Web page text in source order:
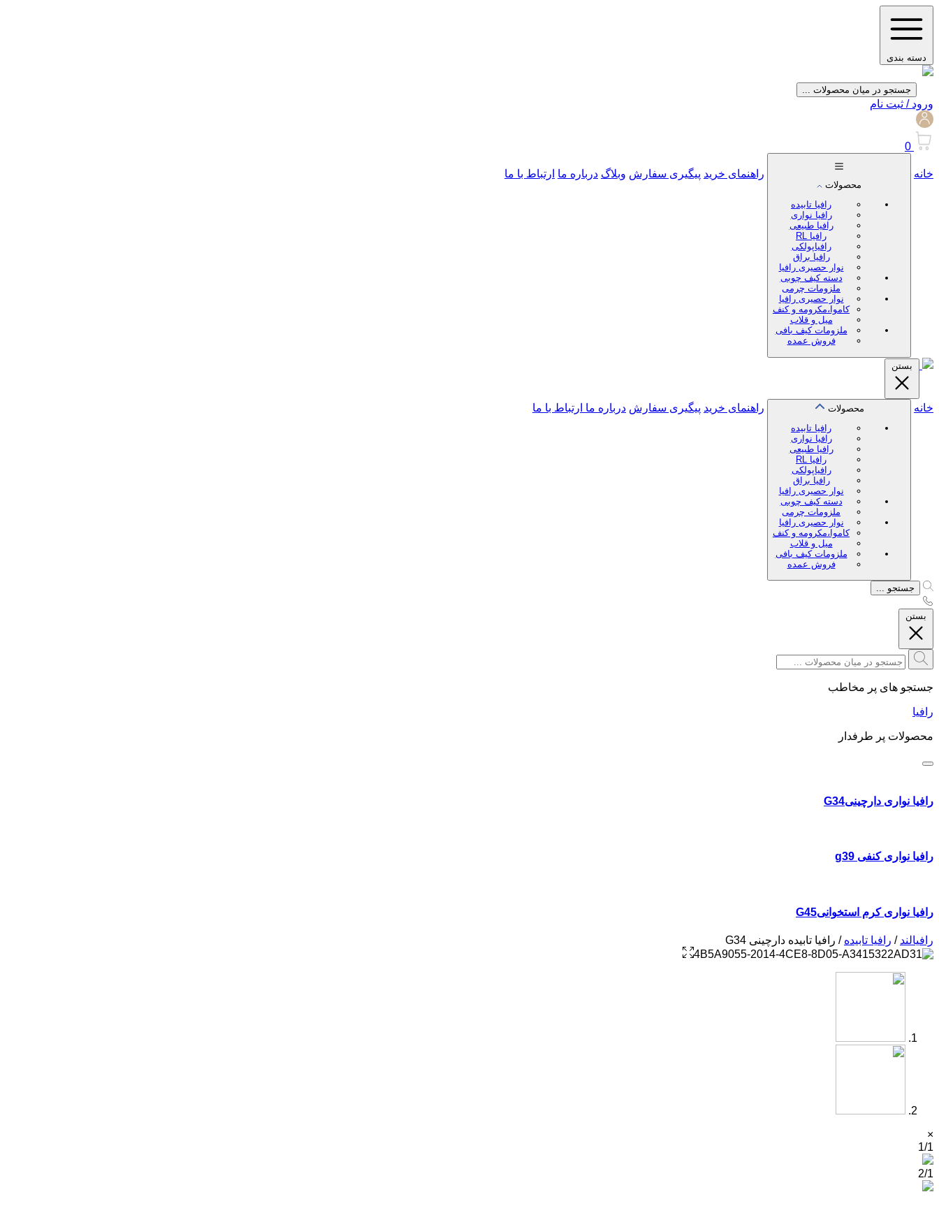
دسته بندی
جستجو در میان محصولات ...
ورود / ثبت نام
0
خانه
محصولات
رافیا تابیده
رافیا نواری
رافیا طبیعی
رافیا RL
رافیاپولکی
رافیا براق
نوار حصیری رافیا
دسته کیف چوبی
ملزومات چرمی
نوار حصیری رافیا
کاموا،مکرومه و کنف
میل و قلاب
ملزومات کیف بافی
فروش عمده
راهنمای خرید پیگیری سفارش وبلاگ درباره ما ارتباط با ما
بستن
خانه
محصولات
رافیا تابیده
رافیا نواری
رافیا طبیعی
رافیا RL
رافیاپولکی
رافیا براق
نوار حصیری رافیا
دسته کیف چوبی
ملزومات چرمی
نوار حصیری رافیا
کاموا،مکرومه و کنف
میل و قلاب
ملزومات کیف بافی
فروش عمده
راهنمای خرید پیگیری سفارش درباره ما ارتباط با ما
جستجو ...
بستن
جستجو های پر مخاطب
رافیا
محصولات پر طرفدار
رافیا نواری دارچینیG34
رافیا نواری کنفی g39
رافیا نواری کرم استخوانیG45
رافیالند / رافیا تابیده / رافیا تابیده دارچینی G34
×
1/1
2/1